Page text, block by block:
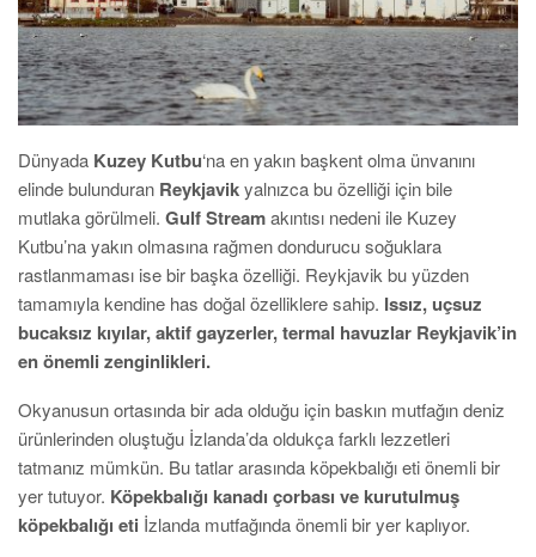
Dünyada Kuzey Kutbu‘na en yakın başkent olma ünvanını
elinde bulunduran Reykjavikyalnızca bu özelliği için bile
mutlaka görülmeli. Gulf Streamakıntısı nedeni ile Kuzey
Kutbu’na yakın olmasına rağmen dondurucu soğuklara
rastlanmaması ise bir başka özelliği. Reykjavik bu yüzden
tamamıyla kendine has doğal özelliklere sahip. Issız, uçsuz
bucaksız kıyılar, aktif gayzerler, termal havuzlar Reykjavik’in
en önemli zenginlikleri.
Okyanusun ortasında bir ada olduğu için baskın mutfağın deniz
ürünlerinden oluştuğu İzlanda’da oldukça farklı lezzetleri
tatmanız mümkün. Bu tatlar arasında köpekbalığı eti önemli bir
yer tutuyor. Köpekbalığı kanadı çorbası ve kurutulmuş
köpekbalığı eti İzlanda mutfağında önemli bir yer kaplıyor.